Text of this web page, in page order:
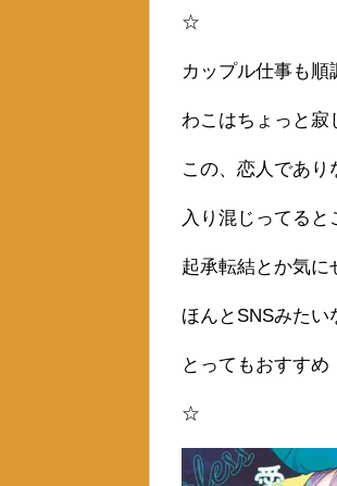
☆
カップル仕事も順
わこはちょっと寂
この、恋人であ
入り混じってると
起承転結とか気に
ほんとSNSみたい
とってもおすすめ
☆